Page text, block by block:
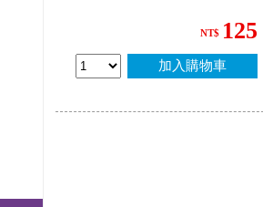
NT$ 125
加入購物車